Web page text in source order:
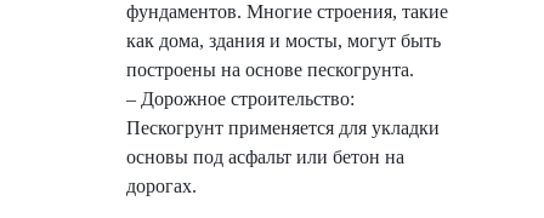
фундаментов. Многие строения, такие
как дома, здания и мосты, могут быть
построены на основе пескогрунта.
– Дорожное строительство:
Пескогрунт применяется для укладки
основы под асфальт или бетон на
дорогах.